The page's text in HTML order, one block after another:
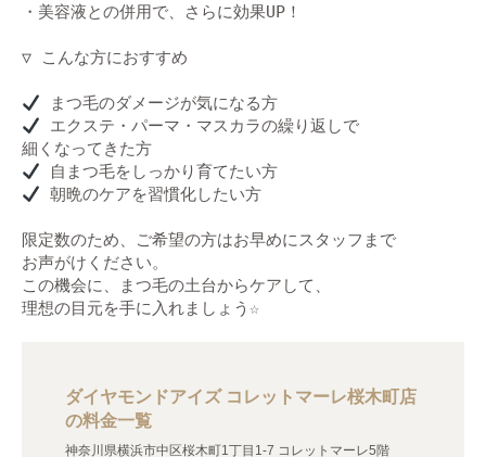
・美容液との併用で、さらに効果UP！
▽ こんな方におすすめ
エクステ・パーマ・マスカラの繰り返しで
朝晩のケアを習慣化したい方
限定数のため、ご希望の方はお早めにスタッフまで
お声がけください。
この機会に、まつ毛の土台からケアして、
理想の目元を手に入れましょう☆
ダイヤモンドアイズ コレットマーレ桜木町店
の料金一覧
神奈川県横浜市中区桜木町1丁目1-7 コレットマーレ5階